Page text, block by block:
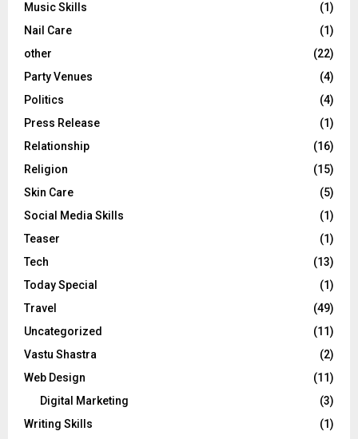
Music Skills
(1)
Nail Care
(1)
other
(22)
Party Venues
(4)
Politics
(4)
Press Release
(1)
Relationship
(16)
Religion
(15)
Skin Care
(5)
Social Media Skills
(1)
Teaser
(1)
Tech
(13)
Today Special
(1)
Travel
(49)
Uncategorized
(11)
Vastu Shastra
(2)
Web Design
(11)
Digital Marketing
(3)
Writing Skills
(1)